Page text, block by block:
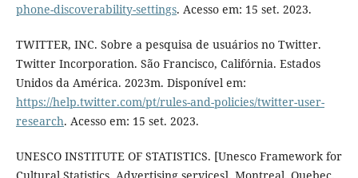
phone-discoverability-settings. Acesso em: 15 set. 2023.
TWITTER, INC. Sobre a pesquisa de usuários no Twitter.
Twitter Incorporation. São Francisco, Califórnia. Estados
Unidos da América. 2023m. Disponível em:
https://help.twitter.com/pt/rules-and-policies/twitter-user-
research. Acesso em: 15 set. 2023.
UNESCO INSTITUTE OF STATISTICS. [Unesco Framework for